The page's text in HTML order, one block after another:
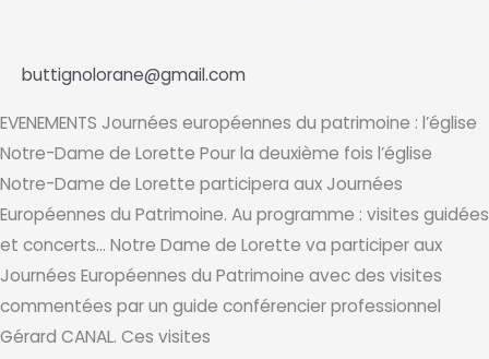
buttignolorane@gmail.com
EVENEMENTS Journées européennes du patrimoine : l’église
Notre-Dame de Lorette Pour la deuxième fois l’église
Notre-Dame de Lorette participera aux Journées
Européennes du Patrimoine. Au programme : visites guidées
et concerts… Notre Dame de Lorette va participer aux
Journées Européennes du Patrimoine avec des visites
commentées par un guide conférencier professionnel
Gérard CANAL. Ces visites